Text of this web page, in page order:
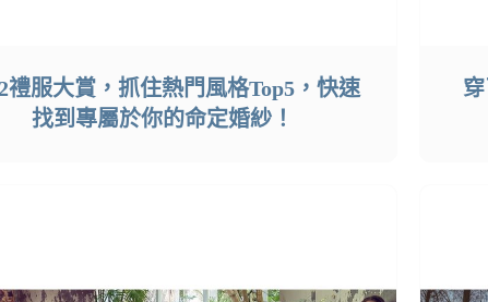
禮服大賞，抓住熱門風格Top5，快速
找到專屬於你的命定婚紗！